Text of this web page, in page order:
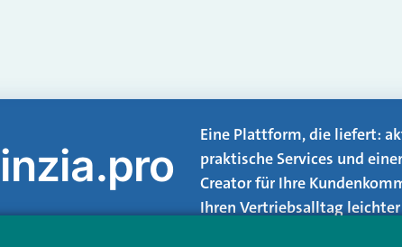
Eine Plattform, die liefert:
praktische Services und
Creator für Ihre
Ihren Vertriebsalltag